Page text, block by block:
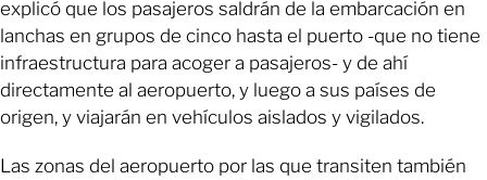
explicó que los pasajeros saldrán de la embarcación en
lanchas en grupos de cinco hasta el puerto -que no tiene
infraestructura para acoger a pasajeros- y de ahí
directamente al aeropuerto, y luego a sus países de
origen, y viajarán en vehículos aislados y vigilados.
Las zonas del aeropuerto por las que transiten también